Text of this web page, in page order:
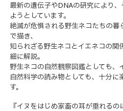
最新の遺伝子やDNAの研究により
ようとしています。
絶滅が危惧される野生ネコたちの
で描き、
知られざる野生ネコとイエネコの関
細に解説。
野生ネコの自然観察図鑑としても、
自然科学の読み物としても、十分に
す。
『イヌをはじめ家畜の耳が垂れる